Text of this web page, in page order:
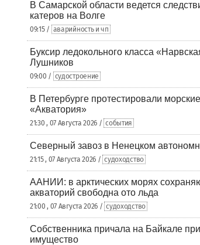
В Самарской области ведется
катеров на Волге
09:15 / аварийность и чп
Буксир ледокольного класса
Лушников
09:00 / судостроение
В Петербурге протестировали
«Акватория»
21:30 , 07 Августа 2026 / события
Северный завоз в Ненецком
21:15 , 07 Августа 2026 / судоходство
ААНИИ: в арктических морях
акваторий свободна ото льда
21:00 , 07 Августа 2026 / судоходство
Собственника причала на Байкале
имущество